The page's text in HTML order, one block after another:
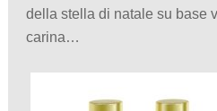
della stella di natale su base
carina…